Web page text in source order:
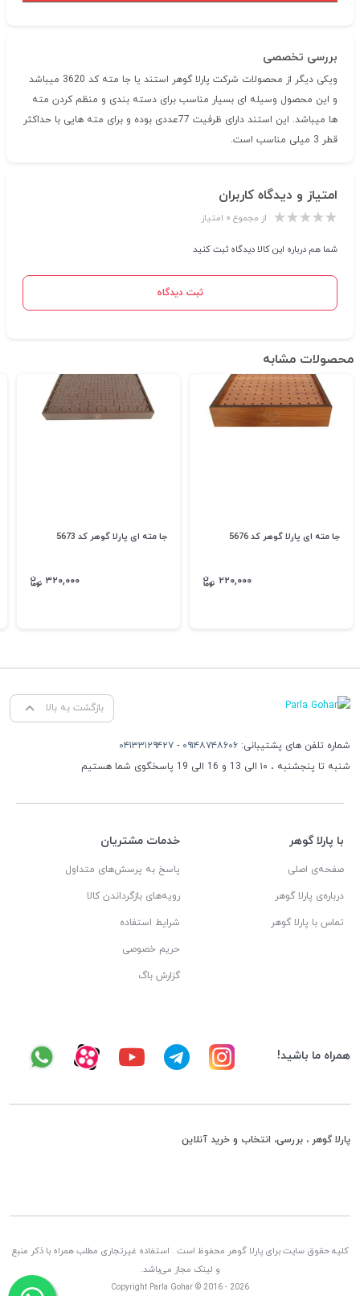
بررسی تخصصی
ویکی دیگر از محصولات شرکت پارلا گوهر استند یا جا مته کد 3620 میباشد
و این محصول وسیله ای بسیار مناسب برای دسته بندی و منظم کردن‌ مته
ها میباشد. این استند دارای ظرفیت 77عددی بوده و برای مته هایی با حداکثر
قطر 3 میلی مناسب است.
امتیاز و دیدگاه کاربران
از مجموع ۰ امتیاز
شما هم درباره این کالا دیدگاه ثبت کنید
ثبت دیدگاه
محصولات مشابه
جا مته ای پارلا گوهر کد 5676
۲۲۰,۰۰۰
جا مته ای پارلا گوهر کد 5673
۳۲۰,۰۰۰
بازگشت به بالا
شماره تلفن های پشتیبانی: ۰۹۱۴۸۷۴۸۶۰۶ - ۰۴۱۳۳۱۲۹۴۲۷
شنبه تا پنجشنبه ، ۱۰ الی 13 و 16 الی 19 پاسخگوی شما هستیم
با پارلا گوهر
صفحه‌ی اصلی
درباره‌ی پارلا گوهر
تماس با پارلا گوهر
خدمات مشتریان
پاسخ به پرسش‌های متداول
رویه‌های بازگرداندن کالا
شرایط استفاده
حریم خصوصی
گزارش باگ
همراه ما باشید!
پارلا گوهر ، بررسی، انتخاب و خرید آنلاین
کلیه حقوق سایت برای پارلا گوهر محفوظ است . استفاده غیرتجاری مطلب همراه با ذکر منبع
و لینک مجاز می‌باشد.
Copyright Parla Gohar © 2016 - 2026